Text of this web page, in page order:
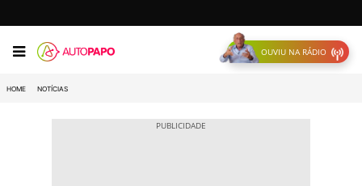
OUVIU NA RÁDIO
HOME NOTÍCIAS